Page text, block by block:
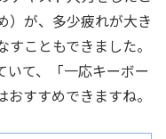
）が、多少疲れが大き
こともできました。
いて、「一応キーボー
すすめできますね。